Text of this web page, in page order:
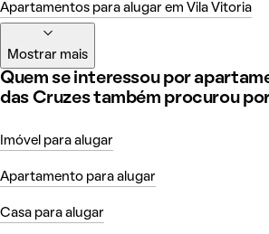
Apartamentos para alugar em Vila Vitoria
Mostrar mais
Quem se interessou por
das Cruzes também procurou
Imóvel para alugar
Apartamento para alugar
Casa para alugar